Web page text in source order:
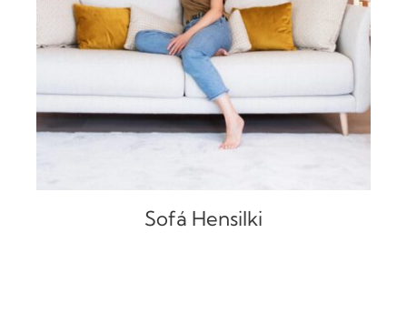
DETALLES
Sofá Hensilki